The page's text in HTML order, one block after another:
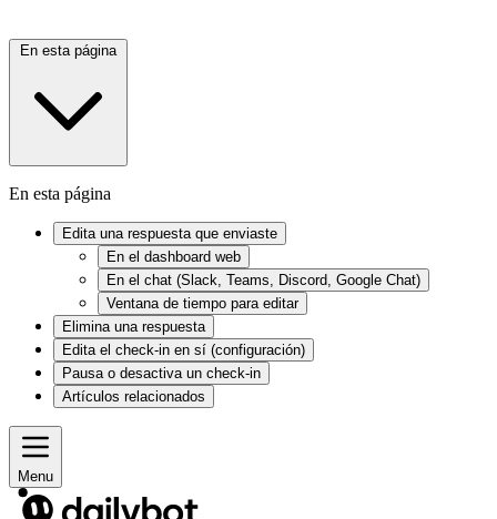
En esta página
En esta página
Edita una respuesta que enviaste
En el dashboard web
En el chat (Slack, Teams, Discord, Google Chat)
Ventana de tiempo para editar
Elimina una respuesta
Edita el check-in en sí (configuración)
Pausa o desactiva un check-in
Artículos relacionados
Menu